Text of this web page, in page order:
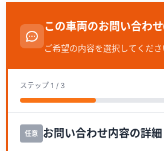
この車両のお問い合わせ
ご希望の内容を選択してくださ
ステップ 1 / 3
任意 お問い合わせ内容の詳細